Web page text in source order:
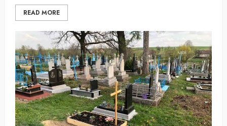
READ MORE